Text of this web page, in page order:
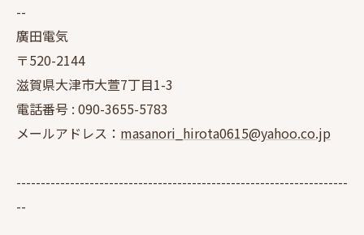
--
廣田電気
〒520-2144
滋賀県大津市大萱7丁目1-3
電話番号 : 090-3655-5783
メールアドレス： masanori_hirota0615@yahoo.co.jp
--------------------------------------------------------------------
--